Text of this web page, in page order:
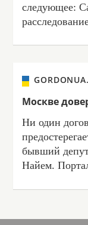
следующее:
Москве
Ни один
бывший
Найем.